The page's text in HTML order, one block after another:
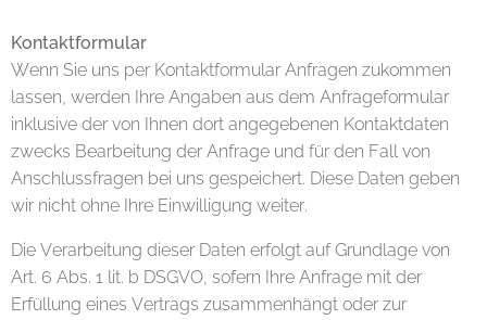
Kontaktformular
Wenn Sie uns per Kontaktformular Anfragen zukommen
lassen, werden Ihre Angaben aus dem Anfrageformular
inklusive der von Ihnen dort angegebenen Kontaktdaten
zwecks Bearbeitung der Anfrage und für den Fall von
Anschlussfragen bei uns gespeichert. Diese Daten geben
wir nicht ohne Ihre Einwilligung weiter.
Die Verarbeitung dieser Daten erfolgt auf Grundlage von
Art. 6 Abs. 1 lit. b DSGVO, sofern Ihre Anfrage mit der
Erfüllung eines Vertrags zusammenhängt oder zur